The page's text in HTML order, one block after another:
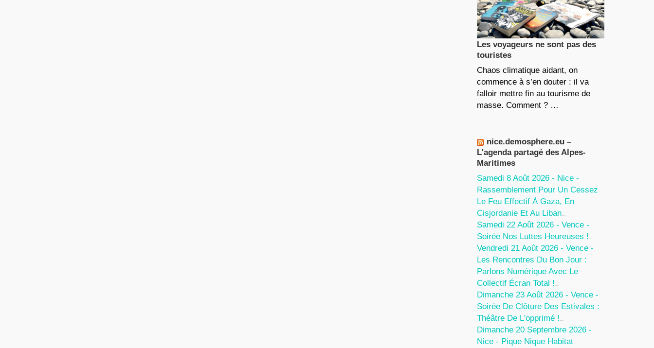
Les voyageurs ne sont pas des
touristes
Chaos climatique aidant, on
commence à s’en douter : il va
falloir mettre fin au tourisme de
masse. Comment ? …
nice.demosphere.eu –
L'agenda partagé des Alpes-
Maritimes
Samedi 8 Août 2026 - Nice -
Rassemblement Pour Un Cessez
Le Feu Effectif À Gaza, En
Cisjordanie Et Au Liban
Samedi 22 Août 2026 - Vence -
Soirée Nos Luttes Heureuses !
Vendredi 21 Août 2026 - Vence -
Les Rencontres Du Bon Jour :
Parlons Numérique Avec Le
Collectif Écran Total !
Dimanche 23 Août 2026 - Vence -
Soirée De Clôture Des Estivales :
Théâtre De L'opprimé !
Dimanche 20 Septembre 2026 -
Nice - Pique Nique Habitat